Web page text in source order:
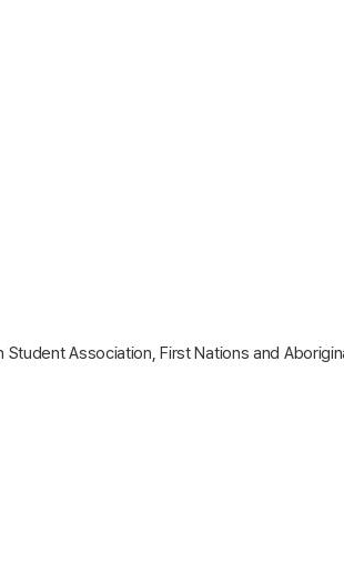
Association, First Nations and